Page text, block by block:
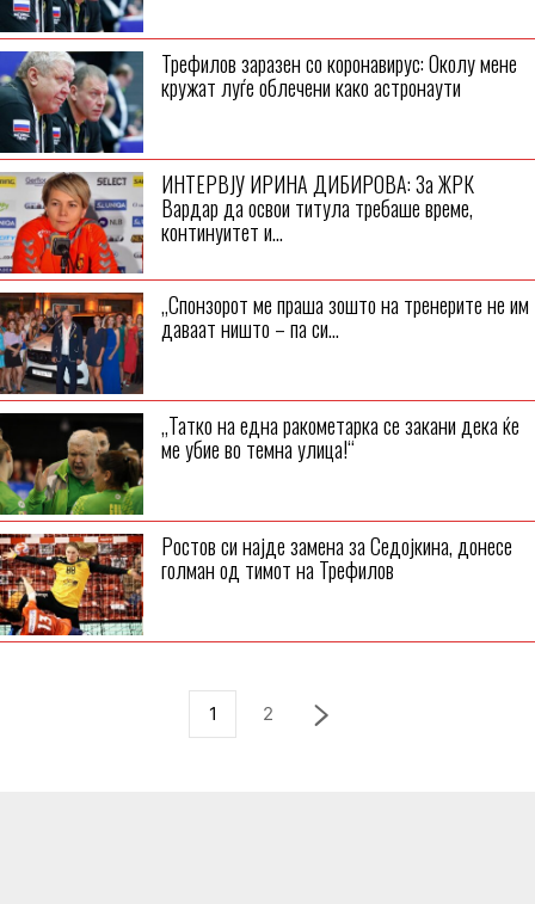
Трефилов заразен со коронавирус: Околу мене
кружат луѓе облечени како астронаути
ИНТЕРВЈУ ИРИНА ДИБИРОВА: За ЖРК
Вардар да освои титула требаше време,
континуитет и...
„Спонзорот ме праша зошто на тренерите не им
даваат ништо – па си...
„Татко на една ракометарка се закани дека ќе
ме убие во темна улица!“
Ростов си најде замена за Седојкина, донесе
голман од тимот на Трефилов
1 2